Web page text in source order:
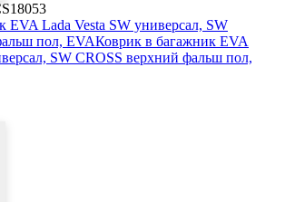
EVA Lada Vesta SW универсал, SW
пол, EVAКоврик в багажник EVA
SW CROSS верхний фальш пол,